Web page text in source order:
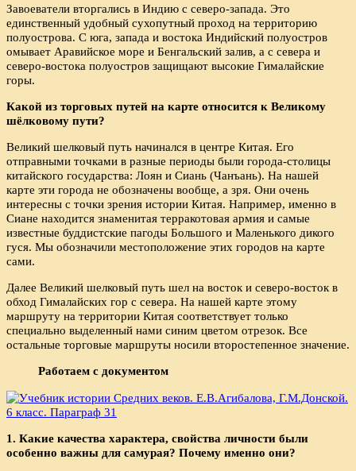
Завоеватели вторгались в Индию с северо-запада. Это
единственный удобный сухопутный проход на территорию
полуострова. С юга, запада и востока Индийский полуостров
омывает Аравийское море и Бенгальский залив, а с севера и
северо-востока полуостров защищают высокие Гималайские
горы.
Какой из торговых путей на карте относится к Великому
шёлковому пути?
Великий шелковый путь начинался в центре Китая. Его
отправными точками в разные периоды были города-столицы
китайского государства: Лоян и Сиань (Чанъань). На нашей
карте эти города не обозначены вообще, а зря. Они очень
интересны с точки зрения истории Китая. Например, именно в
Сиане находится знаменитая терракотовая армия и самые
известные буддистские пагоды Большого и Маленького дикого
гуся. Мы обозначили местоположение этих городов на карте
сами.
Далее Великий шелковый путь шел на восток и северо-восток в
обход Гималайских гор с севера. На нашей карте этому
маршруту на территории Китая соответствует только
специально выделенный нами синим цветом отрезок. Все
остальные торговые маршруты носили второстепенное значение.
Работаем с документом
1. Какие качества характера, свойства личности были
особенно важны для самурая? Почему именно они?